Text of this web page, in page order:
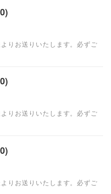
りお送りいたします。必ずご
りお送りいたします。必ずご
りお送りいたします。必ずご